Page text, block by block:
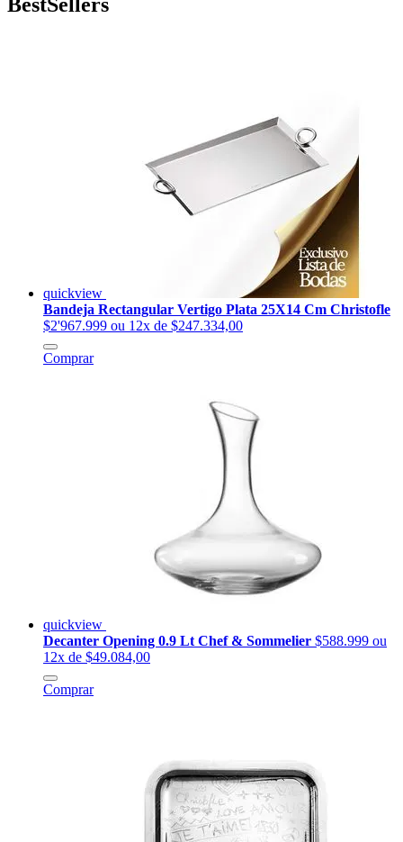
quickview
Bandeja Rectangular Vertigo Plata 25X14 Cm Christofle
$2'967.999 ou 12x de $247.334,00
Comprar
quickview
Decanter Opening 0.9 Lt Chef & Sommelier $588.999 ou
12x de $49.084,00
Comprar